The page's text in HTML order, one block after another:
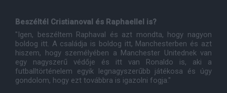
Beszéltél Cristianoval és Raphaellel is?
"Igen, beszéltem Raphaval és azt mondta, hogy nagyon
boldog itt. A családja is boldog itt, Manchesterben és azt
hiszem, hogy személyében a Manchester Unitednek van
egy nagyszerű védője és itt van Ronaldo is, aki a
futballtörténelem egyik legnagyszerűbb játékosa és úgy
gondolom, hogy ezt továbbra is igazolni fogja."